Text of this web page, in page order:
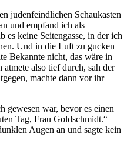
judenfeindlichen Schaukasten
und empfand ich als
es keine Seitengasse, in der ich
Und in die Luft zu gucken
Bekannte nicht, das wäre in
atmete also tief durch, sah der
machte dann vor ihr
gewesen war, bevor es einen
Tag, Frau Goldschmidt.
Augen an und sagte kein